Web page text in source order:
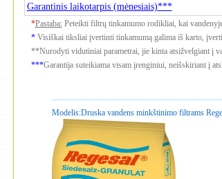
Garantinis laikotarpis (mėnesiais)***
*Pastaba:Peteikti filtrų tinkamumo rodikliai, kai
*Visiškai tiksliai įvertinti tinkamumą galima iš karto,
**Nurodyti vidutiniai parametrai, jie kinta atsižvelgiant į
***Garantija suteikiama visam įrenginiui, neišskiriant į
Modelis:Druska vandens minkštinimo filtrams